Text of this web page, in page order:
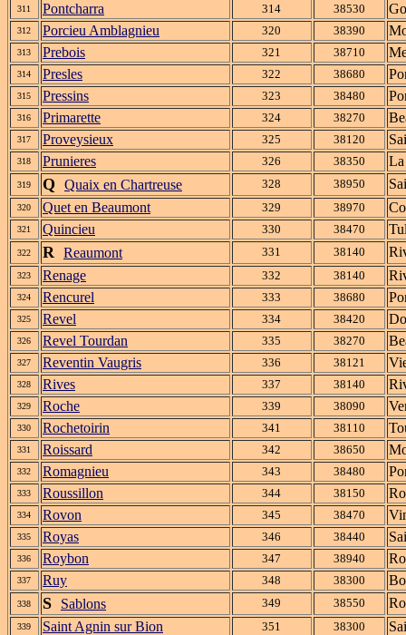
311 Pontcharra 314 38530
312 Porcieu Amblagnieu 320 38390
313 Prebois 321 38710
314 Presles 322 38680
315 Pressins 323 38480
316 Primarette 324 38270
317 Proveysieux 325 38120
318 Prunieres 326 38350
319 Q Quaix en Chartreuse 328 38950
320 Quet en Beaumont 329 38970
321 Quincieu 330 38470
322 R Reaumont 331 38140
323 Renage 332 38140
324 Rencurel 333 38680
325 Revel 334 38420
326 Revel Tourdan 335 38270
327 Reventin Vaugris 336 38121
328 Rives 337 38140
329 Roche 339 38090
330 Rochetoirin 341 38110
331 Roissard 342 38650
332 Romagnieu 343 38480
333 Roussillon 344 38150
334 Rovon 345 38470
335 Royas 346 38440
336 Roybon 347 38940
337 Ruy 348 38300
338 S Sablons 349 38550
339 Saint Agnin sur Bion 351 38300